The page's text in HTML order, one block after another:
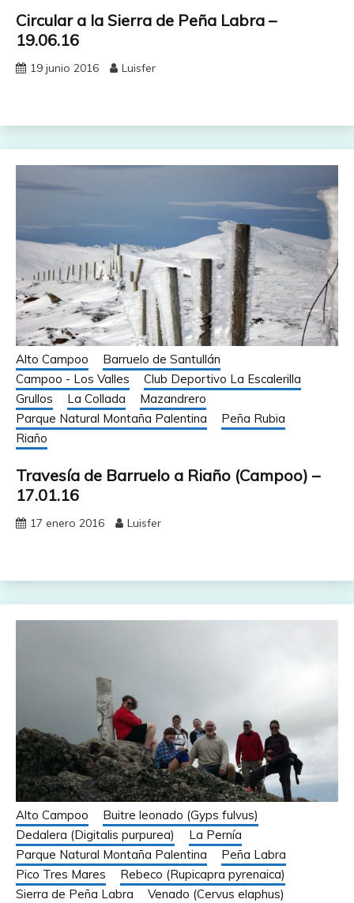
Circular a la Sierra de Peña Labra –
19.06.16
19 junio 2016 Luisfer
Alto Campoo
Barruelo de Santullán
Campoo - Los Valles
Club Deportivo La Escalerilla
Grullos
La Collada
Mazandrero
Parque Natural Montaña Palentina
Peña Rubia
Riaño
Travesía de Barruelo a Riaño (Campoo) –
17.01.16
17 enero 2016 Luisfer
Alto Campoo
Buitre leonado (Gyps fulvus)
Dedalera (Digitalis purpurea)
La Pernía
Parque Natural Montaña Palentina
Peña Labra
Pico Tres Mares
Rebeco (Rupicapra pyrenaica)
Sierra de Peña Labra
Venado (Cervus elaphus)